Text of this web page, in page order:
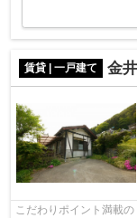
賃貸 | 一戸建て 金
こだわりポイント満載